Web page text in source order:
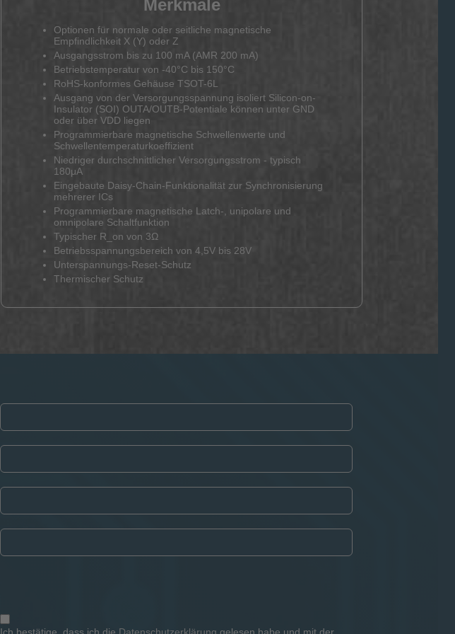
Merkmale
Optionen für normale oder seitliche magnetische
Empfindlichkeit X (Y) oder Z
Ausgangsstrom bis zu 100 mA (AMR 200 mA)
Betriebstemperatur von -40°C bis 150°C
RoHS-konformes Gehäuse TSOT-6L
Ausgang von der Versorgungsspannung isoliert Silicon-on-
Insulator (SOI) OUTA/OUTB-Potentiale können unter GND
oder über VDD liegen
Programmierbare magnetische Schwellenwerte und
Schwellentemperaturkoeffizient
Niedriger durchschnittlicher Versorgungsstrom - typisch
180μA
Eingebaute Daisy-Chain-Funktionalität zur Synchronisierung
mehrerer ICs
Programmierbare magnetische Latch-, unipolare und
omnipolare Schaltfunktion
Typischer R_on von 3Ω
Betriebsspannungsbereich von 4,5V bis 28V
Unterspannungs-Reset-Schutz
Thermischer Schutz